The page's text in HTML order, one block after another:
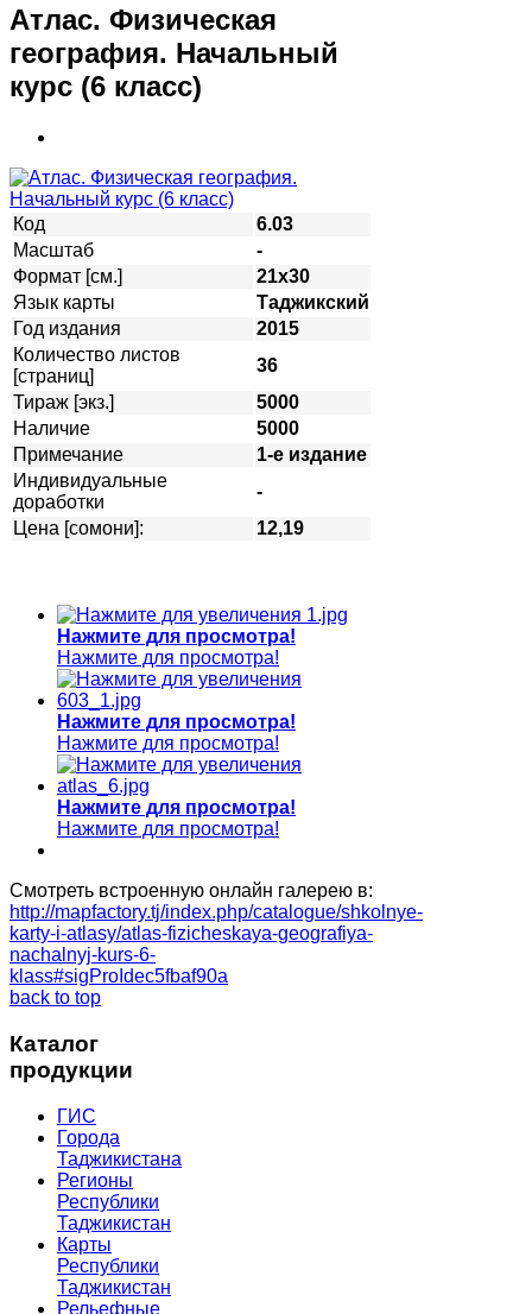
Атлас. Физическая
география. Начальный
курс (6 класс)
Код
6.03
Масштаб
-
Формат [см.]
21х30
Язык карты
Таджикский
Год издания
2015
Количество листов
[страниц]
36
Тираж [экз.]
5000
Наличие
5000
Примечание
1-е издание
Индивидуальные
доработки
-
Цена [сомони]:
12,19
Нажмите для просмотра!
Нажмите для просмотра!
Нажмите для просмотра!
Нажмите для просмотра!
Нажмите для просмотра!
Нажмите для просмотра!
Смотреть встроенную онлайн галерею в:
http://mapfactory.tj/index.php/catalogue/shkolnye-
karty-i-atlasy/atlas-fizicheskaya-geografiya-
nachalnyj-kurs-6-
klass#sigProIdec5fbaf90a
back to top
Каталог
продукции
ГИС
Города
Таджикистана
Регионы
Республики
Таджикистан
Карты
Республики
Таджикистан
Рельефные